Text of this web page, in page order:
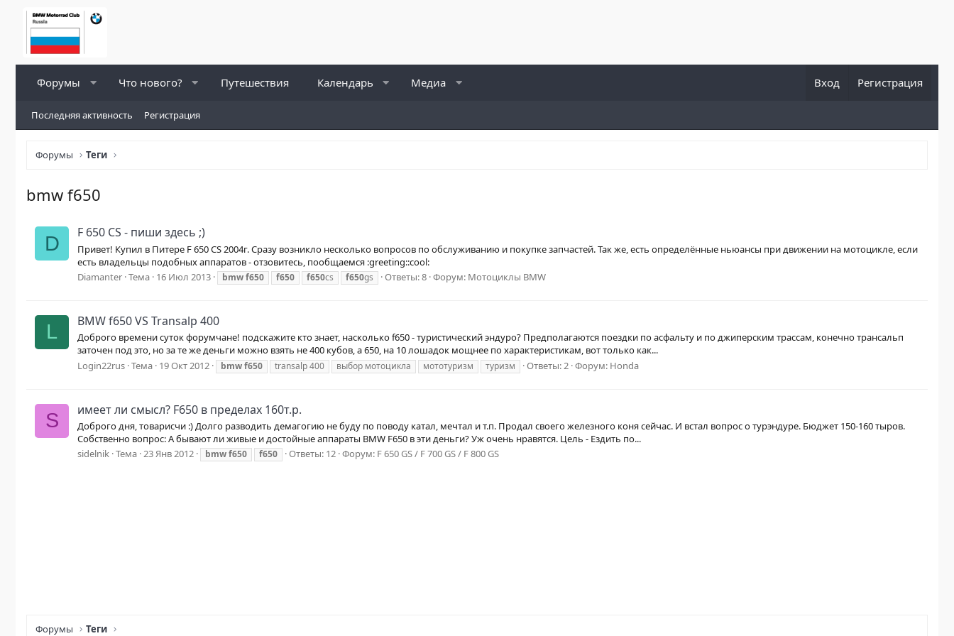
Форумы Что нового? Путешествия Календарь Медиа Вход Регистрация
Последняя активность Регистрация
Форумы Теги
bmw f650
D F 650 CS - пиши здесь ;)
Привет! Купил в Питере F 650 CS 2004г. Сразу возникло несколько вопросов по обслуживанию и покупке запчастей. Так же, есть определённые ньюансы при движении на мотоцикле, если
есть владельцы подобных аппаратов - отзовитесь, пообщаемся :greeting::cool:
Diamanter Тема 16 Июл 2013 bmwf650 f650 f650cs f650gs Ответы: 8 Форум: Мотоциклы BMW
L BMW f650 VS Transalp 400
Доброго времени суток форумчане! подскажите кто знает, насколько f650 - туристический эндуро? Предполагаются поездки по асфальту и по джиперским трассам, конечно трансальп
заточен под это, но за те же деньги можно взять не 400 кубов, а 650, на 10 лошадок мощнее по характеристикам, вот только как...
Login22rus Тема 19 Окт 2012 bmwf650 transalp 400 выбор мотоцикла мототуризм туризм Ответы: 2 Форум: Honda
S имеет ли смысл? F650 в пределах 160т.р.
Доброго дня, товарисчи :) Долго разводить демагогию не буду по поводу катал, мечтал и т.п. Продал своего железного коня сейчас. И встал вопрос о турэндуре. Бюджет 150-160 тыров.
Собственно вопрос: А бывают ли живые и достойные аппараты BMW F650 в эти деньги? Уж очень нравятся. Цель - Ездить по...
sidelnik Тема 23 Янв 2012 bmwf650 f650 Ответы: 12 Форум: F 650 GS / F 700 GS / F 800 GS
Форумы Теги